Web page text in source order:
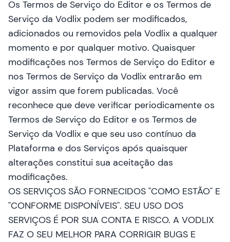
Os Termos de Serviço do Editor e os Termos de
Serviço da Vodlix podem ser modificados,
adicionados ou removidos pela Vodlix a qualquer
momento e por qualquer motivo. Quaisquer
modificações nos Termos de Serviço do Editor e
nos Termos de Serviço da Vodlix entrarão em
vigor assim que forem publicadas. Você
reconhece que deve verificar periodicamente os
Termos de Serviço do Editor e os Termos de
Serviço da Vodlix e que seu uso contínuo da
Plataforma e dos Serviços após quaisquer
alterações constitui sua aceitação das
modificações.
OS SERVIÇOS SÃO FORNECIDOS "COMO ESTÃO" E
"CONFORME DISPONÍVEIS". SEU USO DOS
SERVIÇOS É POR SUA CONTA E RISCO. A VODLIX
FAZ O SEU MELHOR PARA CORRIGIR BUGS E